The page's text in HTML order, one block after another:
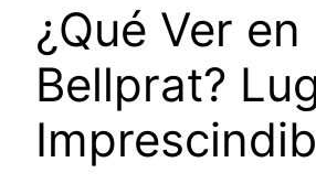
¿Qué Ver en
Bellprat?